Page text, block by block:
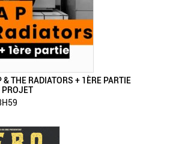
THE RADIATORS + 1ÈRE PARTIE
PROJET